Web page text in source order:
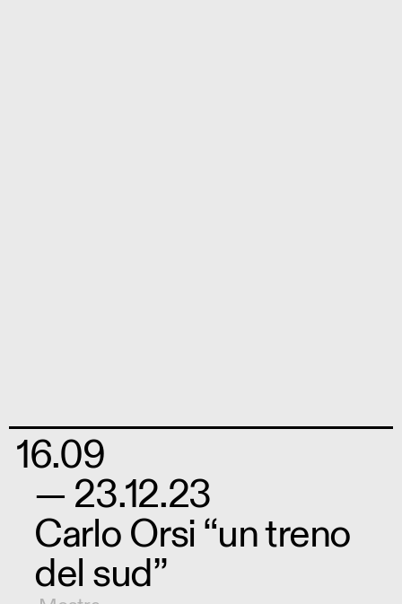
16.09
— 23.12.23
Carlo Orsi “un treno
del sud”